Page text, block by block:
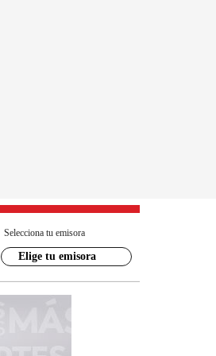
Selecciona tu emisora
Elige tu emisora